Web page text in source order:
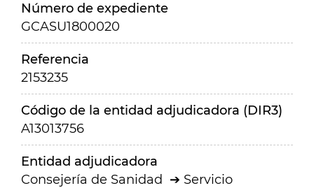
Número de expediente
GCASU1800020
Referencia
2153235
Código de la entidad adjudicadora (DIR3)
A13013756
Entidad adjudicadora
Consejería de Sanidad
Servicio